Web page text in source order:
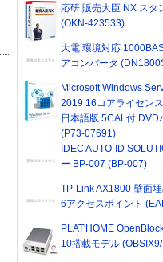
応研 販売大臣 NX スタ
(OKN-423533)
大電 環境対応
アコンバータ
Microsoft Windows
2019 16コアライセン
日本語版 5CAL付 DVD
(P73-07691)
IDEC AUTO-ID
ー BP-007 (BP-007)
TP-Link AX1800 壁面
6アクセスポイント
PLAT'HOME
10搭載モデル